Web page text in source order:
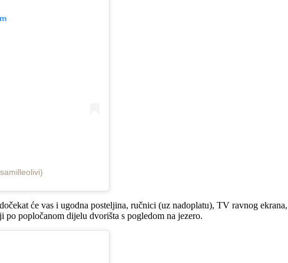
će vas i ugodna posteljina, ručnici (uz nadoplatu), TV ravnog
popločanom dijelu dvorišta s pogledom na jezero.